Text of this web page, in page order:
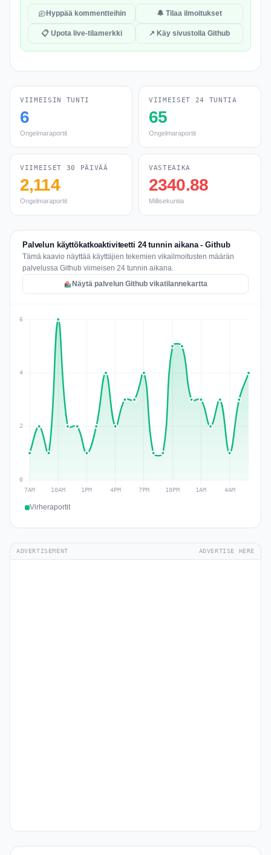
Hyppää kommentteihin 🔔 Tilaa ilmoitukset
📋 Upota live-tilamerkki ↗ Käy sivustolla Github
VIIMEISIN TUNTI
6
Ongelmaraportit
VIIMEISET 24 TUNTIA
65
Ongelmaraportit
VIIMEISET 30 PÄIVÄÄ
2,114
Ongelmaraportit
VASTEAIKA
2340.88
Millisekuntia
Palvelun käyttökatkoaktiviteetti 24 tunnin aikana - Github
Tämä kaavio näyttää käyttäjien tekemien vikailmoitusten määrän
palvelussa Github viimeisen 24 tunnin aikana.
Näytä palvelun Github vikatilannekartta
Virheraportit
ADVERTISEMENT ADVERTISE HERE